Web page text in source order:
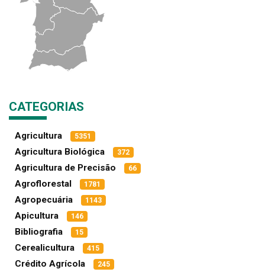
CATEGORIAS
Agricultura 5351
Agricultura Biológica 372
Agricultura de Precisão 66
Agroflorestal 1781
Agropecuária 1143
Apicultura 146
Bibliografia 15
Cerealicultura 415
Crédito Agrícola 245